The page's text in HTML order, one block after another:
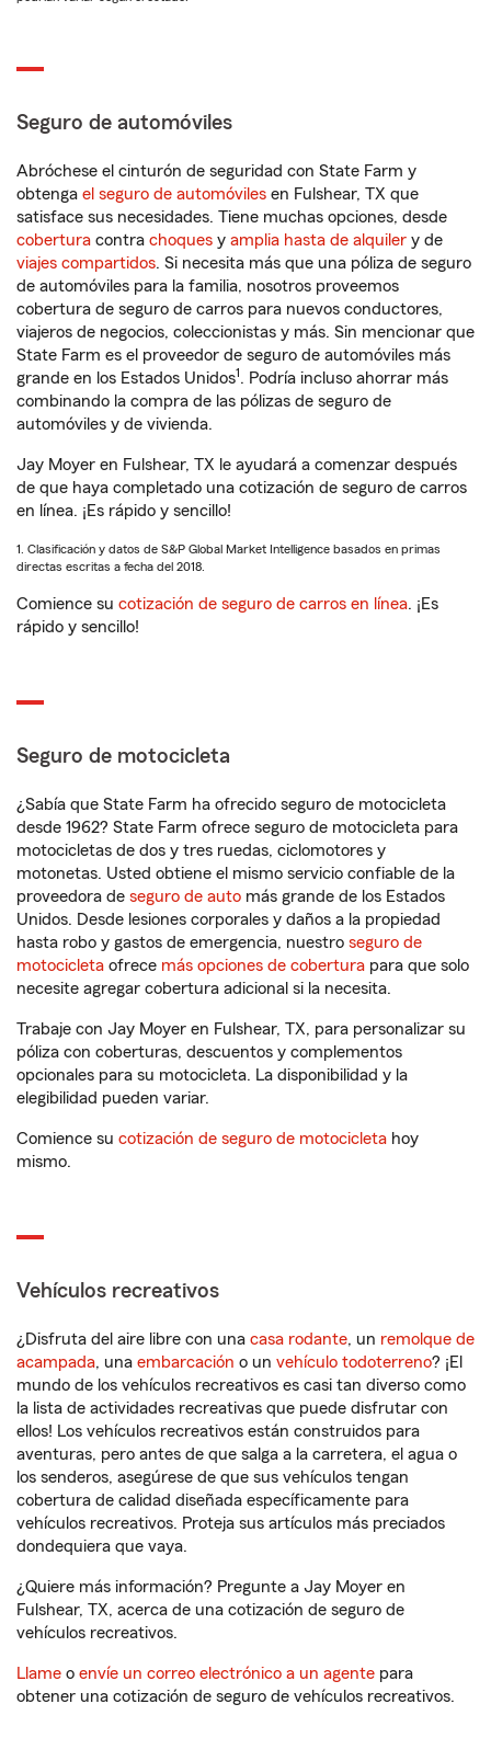
Seguro de automóviles
Abróchese el cinturón de seguridad con State Farm y
obtenga el seguro de automóviles en Fulshear, TX que
satisface sus necesidades. Tiene muchas opciones, desde
cobertura contra choques y amplia hasta de alquiler y de
viajes compartidos. Si necesita más que una póliza de seguro
de automóviles para la familia, nosotros proveemos
cobertura de seguro de carros para nuevos conductores,
viajeros de negocios, coleccionistas y más. Sin mencionar que
State Farm es el proveedor de seguro de automóviles más
grande en los Estados Unidos1 . Podría incluso ahorrar más
combinando la compra de las pólizas de seguro de
automóviles y de vivienda.
Jay Moyer en Fulshear, TX le ayudará a comenzar después
de que haya completado una cotización de seguro de carros
en línea. ¡Es rápido y sencillo!
1. Clasificación y datos de S&P Global Market Intelligence basados en primas
directas escritas a fecha del 2018.
Comience su cotización de seguro de carros en línea. ¡Es
rápido y sencillo!
Seguro de motocicleta
¿Sabía que State Farm ha ofrecido seguro de motocicleta
desde 1962? State Farm ofrece seguro de motocicleta para
motocicletas de dos y tres ruedas, ciclomotores y
motonetas. Usted obtiene el mismo servicio confiable de la
proveedora de seguro de auto más grande de los Estados
Unidos. Desde lesiones corporales y daños a la propiedad
hasta robo y gastos de emergencia, nuestro seguro de
motocicleta ofrece más opciones de cobertura para que solo
necesite agregar cobertura adicional si la necesita.
Trabaje con Jay Moyer en Fulshear, TX, para personalizar su
póliza con coberturas, descuentos y complementos
opcionales para su motocicleta. La disponibilidad y la
elegibilidad pueden variar.
Comience su cotización de seguro de motocicleta hoy
mismo.
Vehículos recreativos
¿Disfruta del aire libre con una casa rodante, un remolque de
acampada, una embarcación o un vehículo todoterreno? ¡El
mundo de los vehículos recreativos es casi tan diverso como
la lista de actividades recreativas que puede disfrutar con
ellos! Los vehículos recreativos están construidos para
aventuras, pero antes de que salga a la carretera, el agua o
los senderos, asegúrese de que sus vehículos tengan
cobertura de calidad diseñada específicamente para
vehículos recreativos. Proteja sus artículos más preciados
dondequiera que vaya.
¿Quiere más información? Pregunte a Jay Moyer en
Fulshear, TX, acerca de una cotización de seguro de
vehículos recreativos.
Llame o envíe un correo electrónico a un agente para
obtener una cotización de seguro de vehículos recreativos.